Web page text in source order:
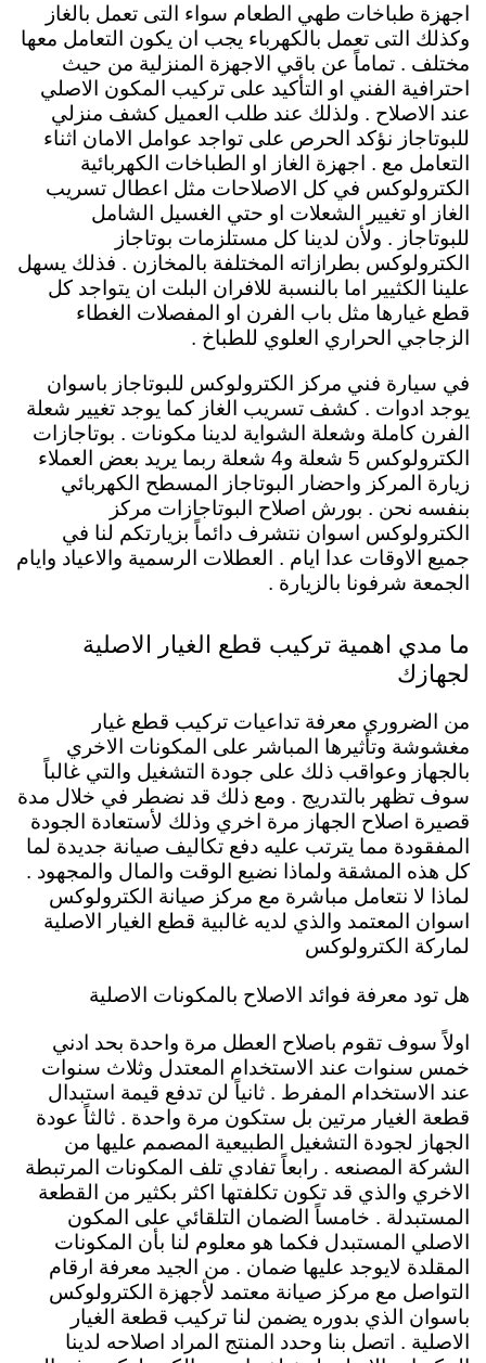
اجهزة طباخات طهي الطعام سواء التى تعمل بالغاز
وكذلك التى تعمل بالكهرباء يجب ان يكون التعامل معها
مختلف . تماماً عن باقي الاجهزة المنزلية من حيث
احترافية الفني او التأكيد على تركيب المكون الاصلي
عند الاصلاح . ولذلك عند طلب العميل كشف منزلي
للبوتاجاز نؤكد الحرص على تواجد عوامل الامان اثناء
التعامل مع . اجهزة الغاز او الطباخات الكهربائية
الكترولوكس في كل الاصلاحات مثل اعطال تسريب
الغاز او تغيير الشعلات او حتي الغسيل الشامل
للبوتاجاز . ولأن لدينا كل مستلزمات بوتاجاز
الكترولوكس بطرازاته المختلفة بالمخازن . فذلك يسهل
علينا الكثيير اما بالنسبة للافران البلت ان يتواجد كل
قطع غيارها مثل باب الفرن او المفصلات الغطاء
الزجاجي الحراري العلوي للطباخ .
في سيارة فني مركز الكترولوكس للبوتاجاز باسوان
يوجد ادوات . كشف تسريب الغاز كما يوجد تغيير شعلة
الفرن كاملة وشعلة الشواية لدينا مكونات . بوتاجازات
الكترولوكس 5 شعلة و4 شعلة ربما يريد بعض العملاء
زيارة المركز واحضار البوتاجاز المسطح الكهربائي
بنفسه نحن . بورش اصلاح البوتاجازات مركز
الكترولوكس اسوان نتشرف دائماً بزيارتكم لنا في
جميع الاوقات عدا ايام . العطلات الرسمية والاعياد وايام
الجمعة شرفونا بالزيارة .
ما مدي اهمية تركيب قطع الغيار الاصلية
لجهازك
من الضروري معرفة تداعيات تركيب قطع غيار
مغشوشة وتأثيرها المباشر على المكونات الاخري
بالجهاز وعواقب ذلك على جودة التشغيل والتي غالباً
سوف تظهر بالتدريج . ومع ذلك قد نضطر في خلال مدة
قصيرة اصلاح الجهاز مرة اخري وذلك لأستعادة الجودة
المفقودة مما يترتب عليه دفع تكاليف صيانة جديدة لما
كل هذه المشقة ولماذا نضيع الوقت والمال والمجهود .
لماذا لا نتعامل مباشرة مع مركز صيانة الكترولوكس
اسوان المعتمد والذي لديه غالبية قطع الغيار الاصلية
لماركة الكترولوكس
هل تود معرفة فوائد الاصلاح بالمكونات الاصلية
اولاً سوف تقوم باصلاح العطل مرة واحدة بحد ادني
خمس سنوات عند الاستخدام المعتدل وثلاث سنوات
عند الاستخدام المفرط . ثانياً لن تدفع قيمة استبدال
قطعة الغيار مرتين بل ستكون مرة واحدة . ثالثاً عودة
الجهاز لجودة التشغيل الطبيعية المصمم عليها من
الشركة المصنعه . رابعاً تفادي تلف المكونات المرتبطة
الاخري والذي قد تكون تكلفتها اكثر بكثير من القطعة
المستبدلة . خامساً الضمان التلقائي على المكون
الاصلي المستبدل فكما هو معلوم لنا بأن المكونات
المقلدة لايوجد عليها ضمان . من الجيد معرفة ارقام
التواصل مع مركز صيانة معتمد لأجهزة الكترولوكس
باسوان الذي بدوره يضمن لنا تركيب قطعة الغيار
الاصلية . اتصل بنا وحدد المنتج المراد اصلاحه لدينا